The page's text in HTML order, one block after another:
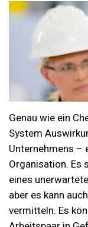
Genau wie ein
System
Unternehmens –
Organisation. Es
eines
aber es kann
vermitteln. Es